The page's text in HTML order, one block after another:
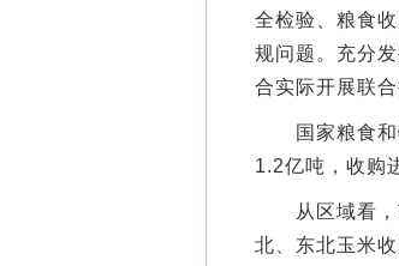
全检验、粮食
规问题。充分
合实际开展联
国家粮食和
1.2亿吨，收购
从区域看，
北、东北玉米